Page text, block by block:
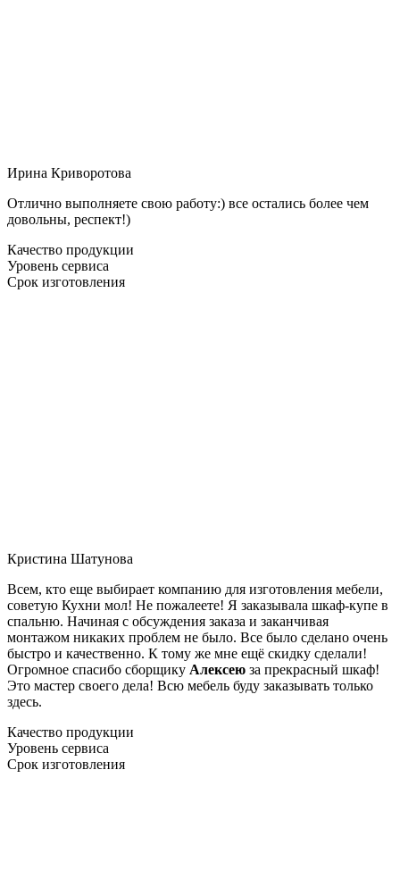
Ирина Криворотова
Отлично выполняете свою работу:) все остались более чем
довольны, респект!)
Качество продукции
Уровень сервиса
Срок изготовления
Кристина Шатунова
Всем, кто еще выбирает компанию для изготовления мебели,
советую Кухни мол! Не пожалеете! Я заказывала шкаф-купе в
спальню. Начиная с обсуждения заказа и заканчивая
монтажом никаких проблем не было. Все было сделано очень
быстро и качественно. К тому же мне ещё скидку сделали!
Огромное спасибо сборщику Алексею за прекрасный шкаф!
Это мастер своего дела! Всю мебель буду заказывать только
здесь.
Качество продукции
Уровень сервиса
Срок изготовления